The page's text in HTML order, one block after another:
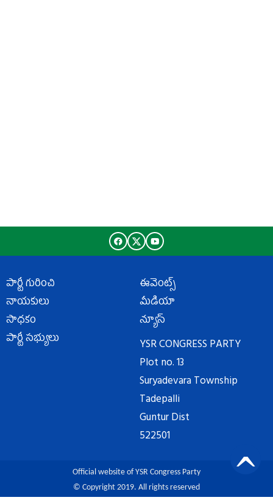
పార్టీ గురించి
నాయకులు
సాధకం
పార్టీ సభ్యులు
ఈవెంట్స్
మీడియా
న్యూస్
YSR CONGRESS PARTY
Plot no. 13
Suryadevara Township
Tadepalli
Guntur Dist
522501
Official website of YSR Congress Party
© Copyright 2019. All rights reserved